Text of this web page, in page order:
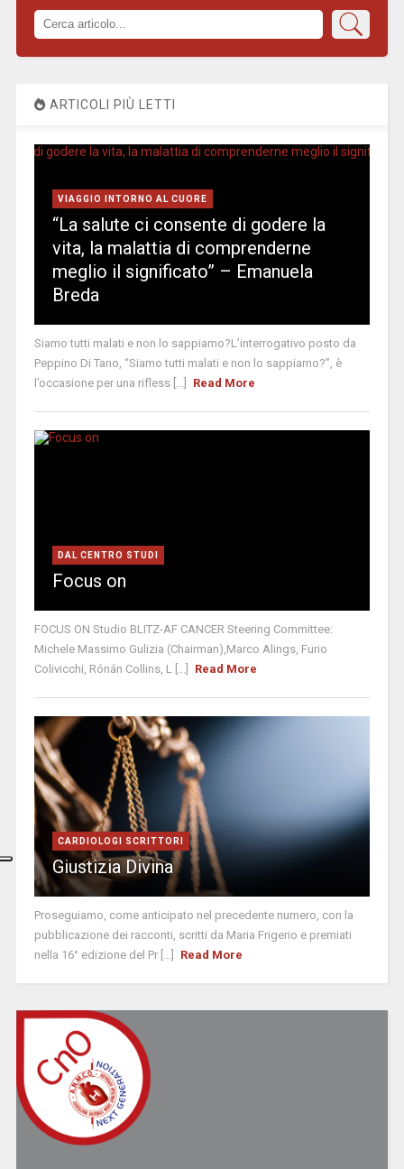
ARTICOLI PIÙ LETTI
VIAGGIO INTORNO AL CUORE
“La salute ci consente di godere la
vita, la malattia di comprenderne
meglio il significato” – Emanuela
Breda
Siamo tutti malati e non lo sappiamo?L’interrogativo posto da
Peppino Di Tano, “Siamo tutti malati e non lo sappiamo?”, è
l’occasione per una rifless [...]
Read More
DAL CENTRO STUDI
Focus on
FOCUS ON Studio BLITZ-AF CANCER Steering Committee:
Michele Massimo Gulizia (Chairman),Marco Alings, Furio
Colivicchi, Rónán Collins, L [...]
Read More
CARDIOLOGI SCRITTORI
Giustizia Divina
Proseguiamo, come anticipato nel precedente numero, con la
pubblicazione dei racconti, scritti da Maria Frigerio e premiati
nella 16° edizione del Pr [...]
Read More